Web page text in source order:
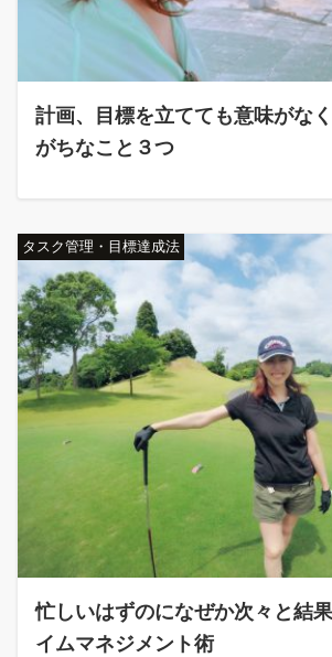
計画、目標を立てても意味がな
がちなこと３つ
タスク管理・目標達成法
忙しいはずのになぜか次々と結
イムマネジメント術